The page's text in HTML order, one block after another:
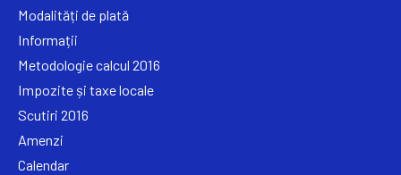
Modalități de plată
Informații
Metodologie calcul 2016
Impozite și taxe locale
Scutiri 2016
Amenzi
Calendar